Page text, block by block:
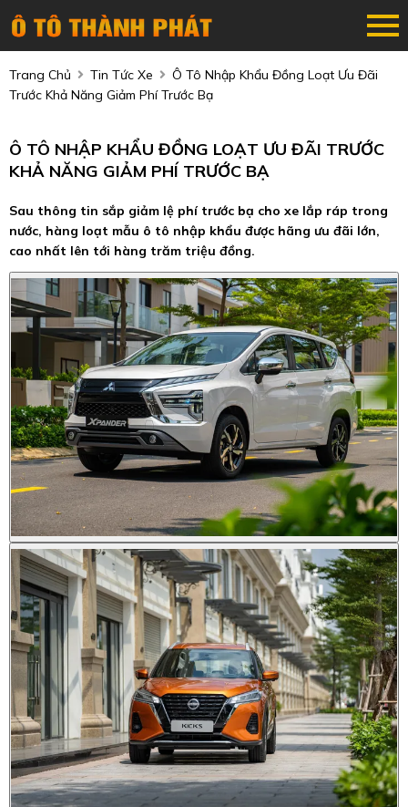
Trang Chủ Tin Tức Xe
Ô Tô Nhập Khẩu Đồng Loạt Ưu Đãi
Trước Khả Năng Giảm Phí Trước Bạ
Ô TÔ NHẬP KHẨU ĐỒNG LOẠT ƯU ĐÃI TRƯỚC
KHẢ NĂNG GIẢM PHÍ TRƯỚC BẠ
Sau thông tin sắp giảm lệ phí trước bạ cho xe lắp ráp trong
nước, hàng loạt mẫu ô tô nhập khẩu được hãng ưu đãi lớn,
cao nhất lên tới hàng trăm triệu đồng.